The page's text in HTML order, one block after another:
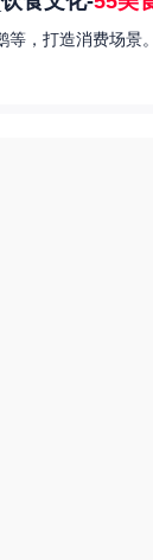
等，打造消费场景